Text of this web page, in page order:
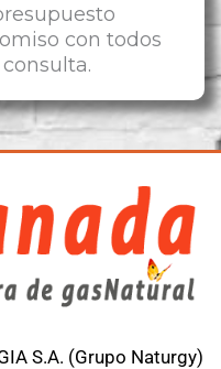
con todos
S.A. (Grupo Naturgy)